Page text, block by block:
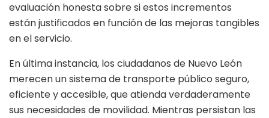
evaluación honesta sobre si estos incrementos
están justificados en función de las mejoras tangibles
en el servicio.
En última instancia, los ciudadanos de Nuevo León
merecen un sistema de transporte público seguro,
eficiente y accesible, que atienda verdaderamente
sus necesidades de movilidad. Mientras persistan las